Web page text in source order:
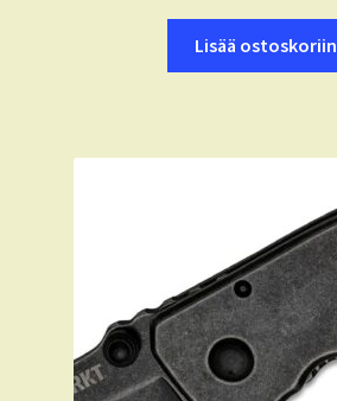
Lisää ostoskoriin